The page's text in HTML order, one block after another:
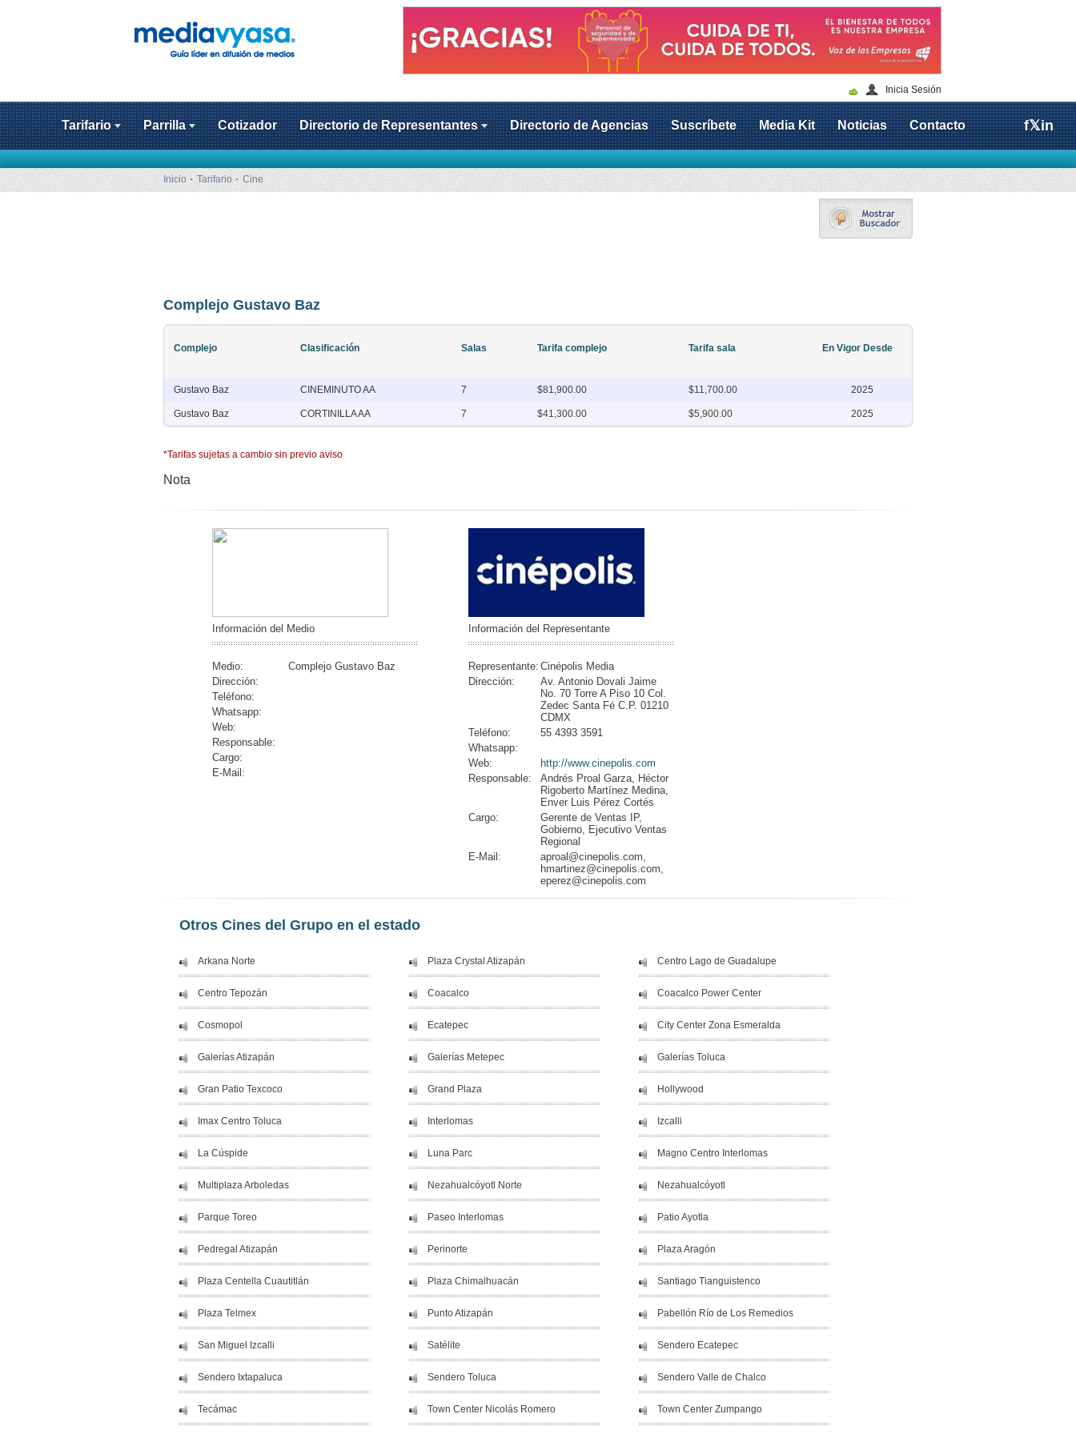
Inicia Sesión
Tarifario Parrilla Cotizador Directorio de Representantes Directorio de Agencias Suscríbete Media Kit Noticias Contacto f𝕏in
Inicio Tarifario Cine
Complejo Gustavo Baz
Complejo Clasificación Salas Tarifa complejo Tarifa sala En Vigor Desde
Gustavo Baz CINEMINUTO AA 7 $81,900.00 $11,700.00 2025
Gustavo Baz CORTINILLA AA 7 $41,300.00 $5,900.00 2025
*Tarifas sujetas a cambio sin previo aviso
Nota
Información del Medio
Medio:
Complejo Gustavo Baz
Dirección:
Teléfono:
Whatsapp:
Web:
Responsable:
Cargo:
E-Mail:
Información del Representante
Representante: Cinépolis Media
Dirección:
Av. Antonio Dovali Jaime
No. 70 Torre A Piso 10 Col.
Zedec Santa Fé C.P. 01210
CDMX
Teléfono:
55 4393 3591
Whatsapp:
Web:
http://www.cinepolis.com
Responsable:
Andrés Proal Garza, Héctor
Rigoberto Martínez Medina,
Enver Luis Pérez Cortés
Cargo:
Gerente de Ventas IP,
Gobierno, Ejecutivo Ventas
Regional
E-Mail:
aproal@cinepolis.com,
hmartinez@cinepolis.com,
eperez@cinepolis.com
Otros Cines del Grupo en el estado
Arkana Norte Plaza Crystal Atizapán Centro Lago de Guadalupe
Centro Tepozán Coacalco Coacalco Power Center
Cosmopol Ecatepec City Center Zona Esmeralda
Galerías Atizapán Galerías Metepec Galerías Toluca
Gran Patio Texcoco Grand Plaza Hollywood
Imax Centro Toluca Interlomas Izcalli
La Cúspide Luna Parc Magno Centro Interlomas
Multiplaza Arboledas Nezahualcóyotl Norte Nezahualcóyotl
Parque Toreo Paseo Interlomas Patio Ayotla
Pedregal Atizapán Perinorte Plaza Aragón
Plaza Centella Cuautitlán Plaza Chimalhuacán Santiago Tianguistenco
Plaza Telmex Punto Atizapán Pabellón Río de Los Remedios
San Miguel Izcalli Satélite Sendero Ecatepec
Sendero Ixtapaluca Sendero Toluca Sendero Valle de Chalco
Tecámac Town Center Nicolás Romero Town Center Zumpango